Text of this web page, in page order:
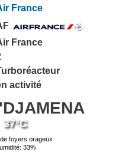
France
France
activité
37°C
foyers orageux
33%